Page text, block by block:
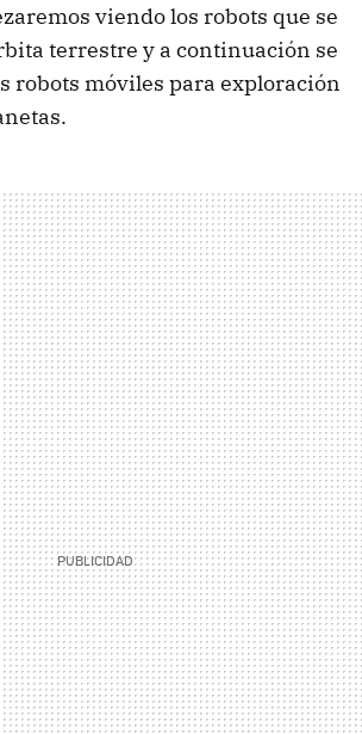
viendo los robots que se
terrestre y a continuación se
robots móviles para exploración